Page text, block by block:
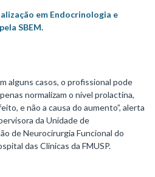
em Endocrinologia e
SBEM.
alguns casos, o profissional pode
normalizam o nível prolactina,
e não a causa do aumento”, alerta
da Unidade de
de Neurocirurgia Funcional do
das Clinicas da FMUSP.